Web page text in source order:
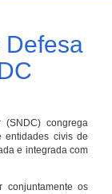
Defesa
congrega
entidades civis de
e integrada com
conjuntamente os